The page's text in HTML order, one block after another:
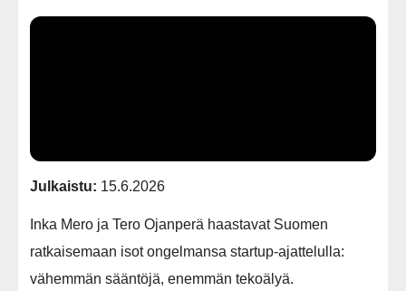
Julkaistu: 15.6.2026
Inka Mero ja Tero Ojanperä haastavat Suomen
ratkaisemaan isot ongelmansa startup-ajattelulla:
vähemmän sääntöjä, enemmän tekoälyä.